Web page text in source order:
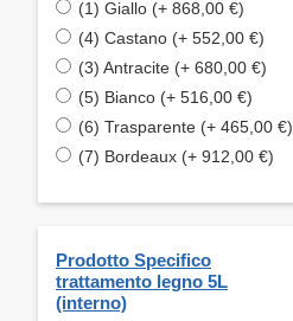
(1) Giallo (+ 868,00 €)
(4) Castano (+ 552,00 €)
(3) Antracite (+ 680,00 €)
(5) Bianco (+ 516,00 €)
(6) Trasparente (+ 465,00 €)
(7) Bordeaux (+ 912,00 €)
Prodotto Specifico
trattamento legno 5L
(interno)